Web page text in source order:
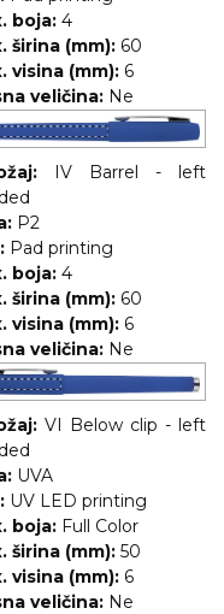
boja: 4
širina (mm): 60
visina (mm): 6
veličina: Ne
IV Barrel - left
P2
Pad printing
boja: 4
širina (mm): 60
visina (mm): 6
veličina: Ne
VI Below clip - left
UVA
UV LED printing
boja: Full Color
širina (mm): 50
visina (mm): 6
veličina: Ne